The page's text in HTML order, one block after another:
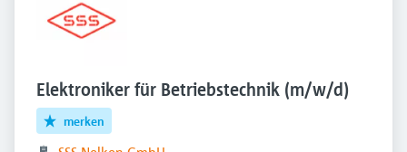
Elektroniker für Betriebstechnik (m/w/d)
merken